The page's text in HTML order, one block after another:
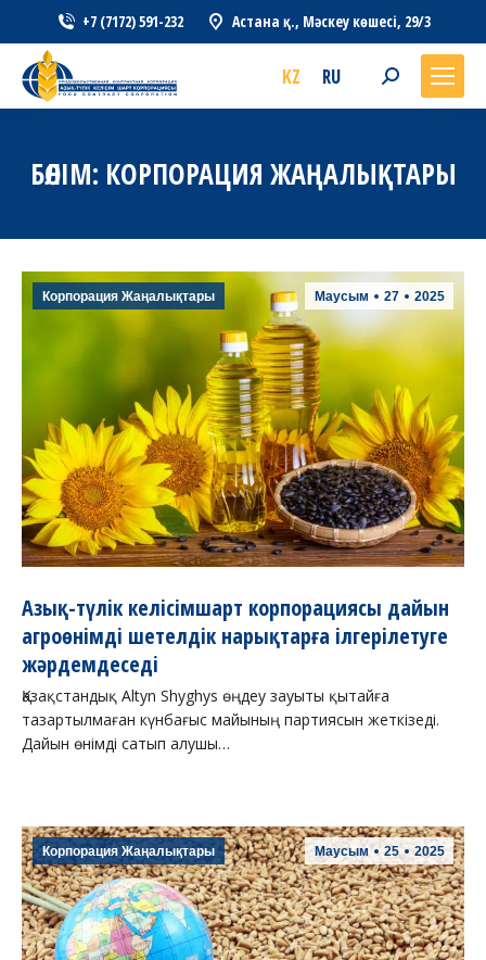
+7 (7172) 591-232 Астана қ., Мәскеу көшесі, 29/3
KZ RU Search:
БӨЛІМ: КОРПОРАЦИЯ ЖАҢАЛЫҚТАРЫ
Маусым 27 2025
Корпорация Жаңалықтары
Азық-түлік келісімшарт корпорациясы дайын
агроөнімді шетелдік нарықтарға ілгерілетуге
жәрдемдеседі
Қазақстандық Altyn Shyghys өңдеу зауыты қытайға
тазартылмаған күнбағыс майының партиясын жеткізеді.
Дайын өнімді сатып алушы…
Маусым 25 2025
Корпорация Жаңалықтары